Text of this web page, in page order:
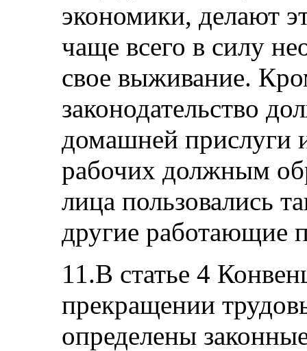
экономики, делают
чаще всего в силу
свое выживание.
законодательство
домашней прислуги
рабочих должным
лица пользовались
другие работающие
11.В статье 4
прекращении
определены